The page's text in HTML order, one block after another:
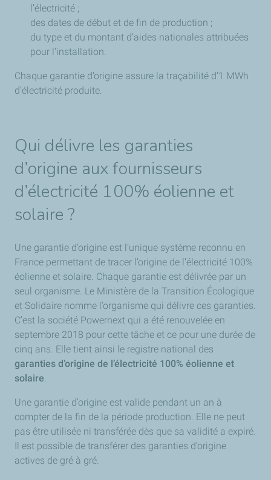
l’électricité ;
des dates de début et de fin de production ;
du type et du montant d’aides nationales attribuées
pour l’installation.
Chaque garantie d’origine assure la traçabilité d’1 MWh
d’électricité produite.
Qui délivre les garanties
d’origine aux fournisseurs
d’électricité 100% éolienne et
solaire ?
Une garantie d’origine est l’unique système reconnu en
France permettant de tracer l’origine de l’électricité 100%
éolienne et solaire. Chaque garantie est délivrée par un
seul organisme. Le Ministère de la Transition Écologique
et Solidaire nomme l’organisme qui délivre ces garanties.
C’est la société Powernext qui a été renouvelée en
septembre 2018 pour cette tâche et ce pour une durée de
cinq ans. Elle tient ainsi le registre national des
garanties d’origine de l’électricité 100% éolienne et
solaire.
Une garantie d’origine est valide pendant un an à
compter de la fin de la période production. Elle ne peut
pas être utilisée ni transférée dès que sa validité a expiré.
Il est possible de transférer des garanties d’origine
actives de gré à gré.